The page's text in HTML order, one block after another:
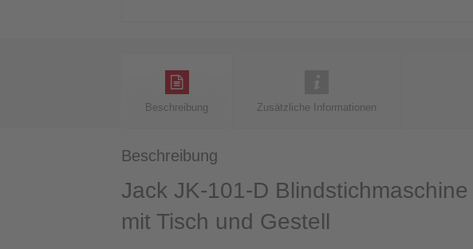
Beschreibung Zusätzliche Informationen
Beschreibung
Jack JK-101-D Blindstichmaschine
mit Tisch und Gestell